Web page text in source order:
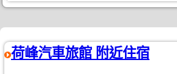
荷峰汽車旅館 附近住宿